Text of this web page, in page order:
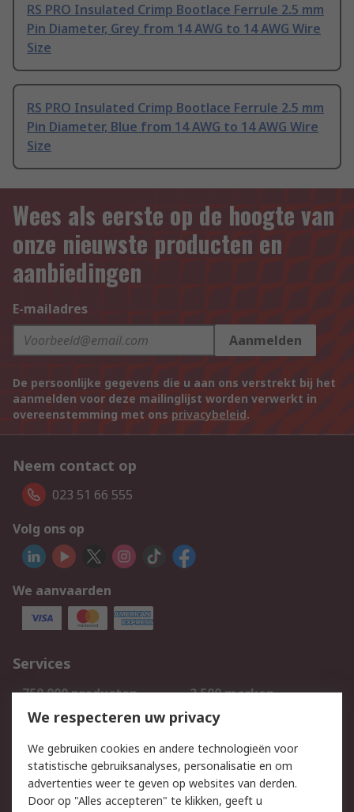
RS PRO Insulated Crimp Bootlace Ferrule 2.5 mm
Pin Diameter, Grey from 14 AWG to 14 AWG Wire
Size
RS PRO Insulated Crimp Bootlace Ferrule 2.5 mm
Pin Diameter, Blue from 14 AWG to 14 AWG Wire
Size
Wees als eerste op de hoogte van
onze nieuwste producten en
aanbiedingen
E-mailadres
Aanmelden
De persoonlijke gegevens die u aan ons verstrekt bij het
aanmelden voor deze mailinglijst worden verwerkt in
overeenstemming met ons privacybeleid.
Neem contact op
023 51 66 555
Volg ons op
We aanvaarden
Services
750.000 producten
2.500 merken
Bestellen
Inkoopoplossingen
Track & Trace
Wettelijk
We respecteren uw privacy
We gebruiken cookies en andere technologieën voor
statistische gebruiksanalyses, personalisatie en om
advertenties weer te geven op websites van derden.
Door op "Alles accepteren" te klikken, geeft u